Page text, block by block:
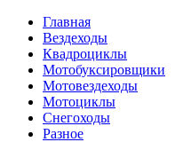
Главная
Вездеходы
Квадроциклы
Мотобуксировщики
Мотовездеходы
Мотоциклы
Снегоходы
Разное